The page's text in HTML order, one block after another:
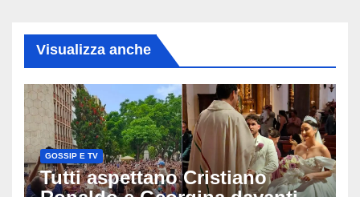
Visualizza anche
GOSSIP E TV
Tutti aspettano Cristiano